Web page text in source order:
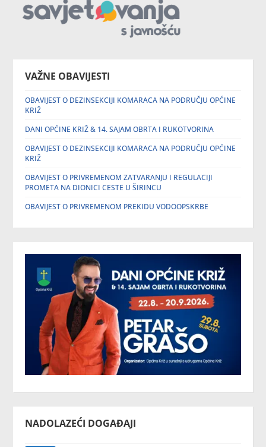
VAŽNE OBAVIJESTI
OBAVIJEST O DEZINSEKCIJI KOMARACA NA PODRUČJU OPĆINE
KRIŽ
DANI OPĆINE KRIŽ & 14. SAJAM OBRTA I RUKOTVORINA
OBAVIJEST O DEZINSEKCIJI KOMARACA NA PODRUČJU OPĆINE
KRIŽ
OBAVIJEST O PRIVREMENOM ZATVARANJU I REGULACIJI
PROMETA NA DIONICI CESTE U ŠIRINCU
OBAVIJEST O PRIVREMENOM PREKIDU VODOOPSKRBE
NADOLAZEĆI DOGAĐAJI